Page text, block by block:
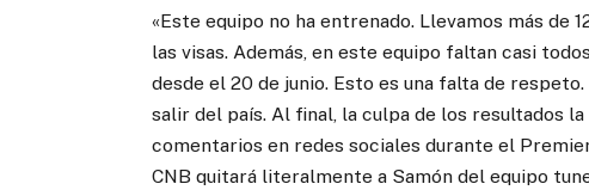
«Este equipo no ha entrenado. Llevamos más de
las visas. Además, en este equipo faltan casi
desde el 20 de junio. Esto es una falta de
salir del país. Al final, la culpa de los resultados
comentarios en redes sociales durante el
CNB quitará literalmente a Samón del equipo